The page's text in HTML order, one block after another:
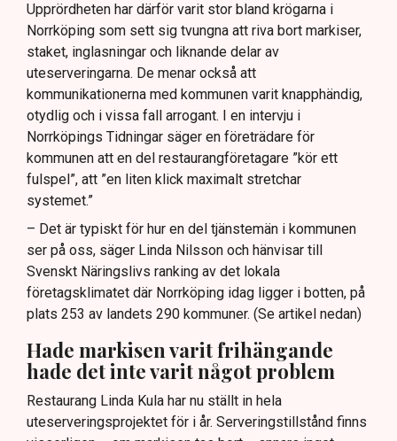
Upprördheten har därför varit stor bland krögarna i
Norrköping som sett sig tvungna att riva bort markiser,
staket, inglasningar och liknande delar av
uteserveringarna. De menar också att
kommunikationerna med kommunen varit knapphändig,
otydlig och i vissa fall arrogant. I en intervju i
Norrköpings Tidningar säger en företrädare för
kommunen att en del restaurangföretagare ”kör ett
fulspel”, att ”en liten klick maximalt stretchar
systemet.”
– Det är typiskt för hur en del tjänstemän i kommunen
ser på oss, säger Linda Nilsson och hänvisar till
Svenskt Näringslivs ranking av det lokala
företagsklimatet där Norrköping idag ligger i botten, på
plats 253 av landets 290 kommuner. (Se artikel nedan)
Hade markisen varit frihängande
hade det inte varit något problem
Restaurang Linda Kula har nu ställt in hela
uteserveringsprojektet för i år. Serveringstillstånd finns